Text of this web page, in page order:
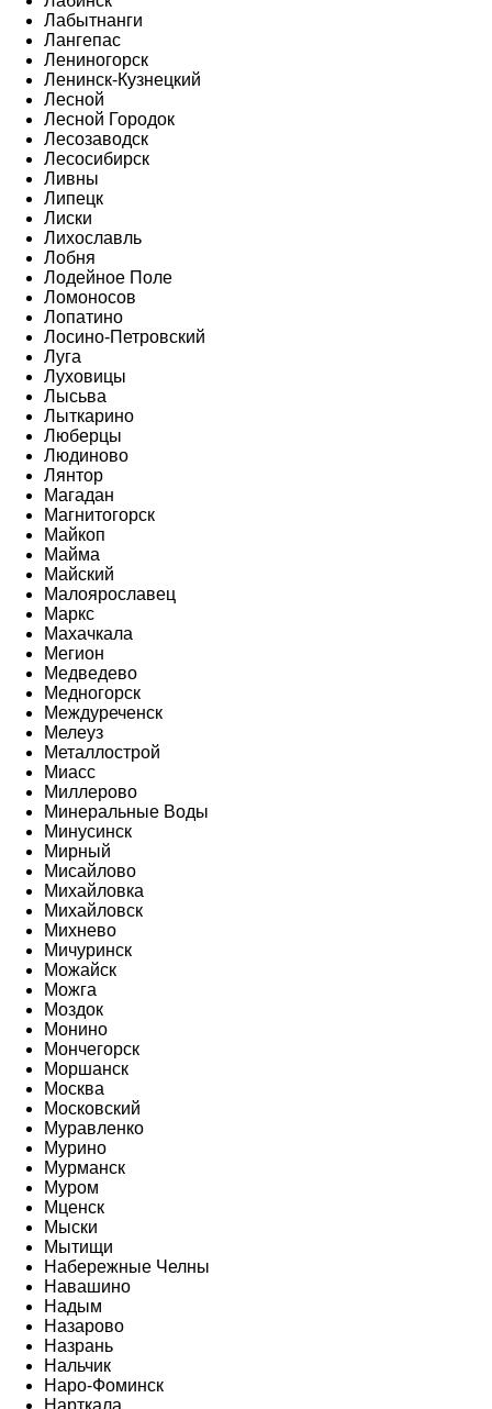
Лабытнанги
Лангепас
Лениногорск
Ленинск-Кузнецкий
Лесной
Лесной Городок
Лесозаводск
Лесосибирск
Ливны
Липецк
Лиски
Лихославль
Лобня
Лодейное Поле
Ломоносов
Лопатино
Лосино-Петровский
Луга
Луховицы
Лысьва
Лыткарино
Люберцы
Людиново
Лянтор
Магадан
Магнитогорск
Майкоп
Майма
Майский
Малоярославец
Маркс
Махачкала
Мегион
Медведево
Медногорск
Междуреченск
Мелеуз
Металлострой
Миасс
Миллерово
Минеральные Воды
Минусинск
Мирный
Мисайлово
Михайловка
Михайловск
Михнево
Мичуринск
Можайск
Можга
Моздок
Монино
Мончегорск
Моршанск
Москва
Московский
Муравленко
Мурино
Мурманск
Муром
Мценск
Мыски
Мытищи
Набережные Челны
Навашино
Надым
Назарово
Назрань
Нальчик
Наро-Фоминск
Нарткала